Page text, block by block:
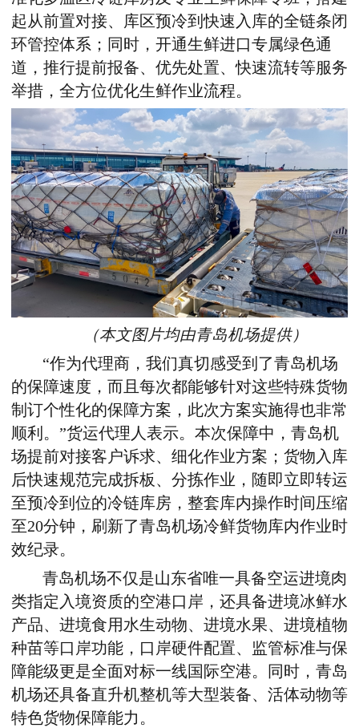
起从前置对接、库区预冷到快速入库的全链条闭
环管控体系 ； 同时，开通生鲜进口专属绿色通
道，推行提前报备、优先处置、快速流转等服务
举措，全方位优化生鲜作业流程。
（本文图片均由青岛机场提供）
“作为代理商，我们真切感受到了青岛机场
的保障速度，而且每次都能够针对这些特殊货物
制 订个性化的保障方案，此次方案实施得也非常
顺利。 ”货运代理人表示。 本次保障中，青岛机
场提前对接客户诉求、细化作业方案 ； 货物入库
后快速规范完成拆板、分拣作业，随即立即转运
至预冷到位的冷链库房，整套库内操作时间 压缩
至20分钟，刷新了青岛机场冷鲜货物库内作业时
效纪录。
青岛机场不仅是山东省唯一具备空运进境肉
类指定入境资质的空港口岸， 还具备进境冰鲜水
产品、进境食用水生动物、进境水果、进境植物
种苗等口岸功能 ，口岸硬件配置、监管标准与保
障能级更是全面对标一线国际空港。同时，青岛
机场还具备直升机整机等大型装备、活体动物等
特色货物保障能力。